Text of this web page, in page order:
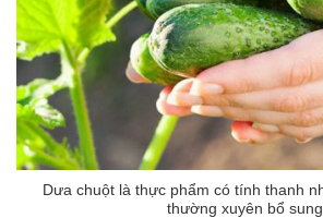
Dưa chuột là thực phẩm có tính thanh
thường xuyên bổ sung